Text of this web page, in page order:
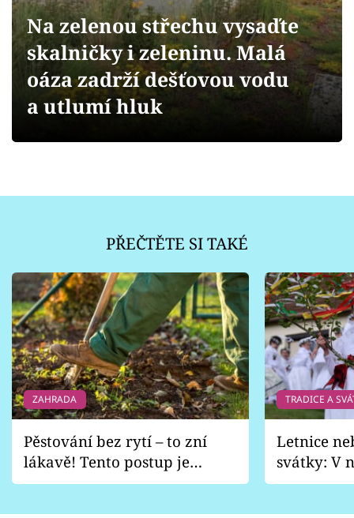
Přihlášení
Sledujte nás
Na zelenou střechu vysaďte
skalničky i zeleninu. Malá
oáza zadrží dešťovou vodu
a utlumí hluk
PŘEČTĚTE SI TAKÉ
ZAHRADA
Pěstování bez rytí – to zní
lákavě! Tento postup je
vhodný jen pro některé
TRADICE A
Letnice
svátky: V
pondělí